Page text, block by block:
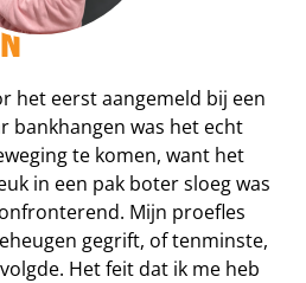
het eerst aangemeld bij een
bankhangen was het echt
te komen, want het
in een pak boter sloeg was
Mijn proefles
gegrift, of tenminste,
Het feit dat ik me heb